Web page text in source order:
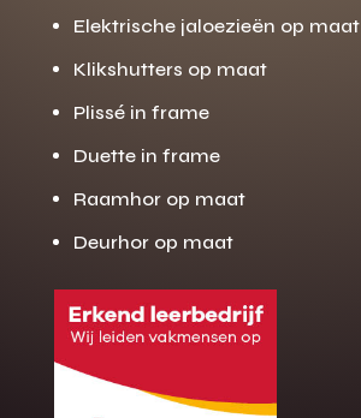
Gratis offerte
Elektrische jaloezieën op maat
Klikshutters op maat
Plissé in frame
Duette in frame
Raamhor op maat
Deurhor op maat